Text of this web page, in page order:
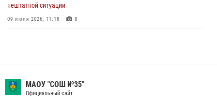
нештатной ситуации
09 июля 2026, 11:18 8
В Коми росгвардейцы поздравили с юбилеем директора филиала
ВГТРК «Коми Гор» Юлию Чубову
МАОУ "СОШ №35"
Официальный сайт